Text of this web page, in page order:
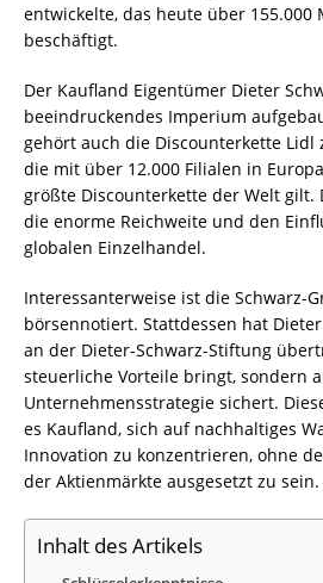
entwickelte, das heute über
beschäftigt.
Der Kaufland Eigentümer Dieter
beeindruckendes Imperium
gehört auch die Discounterkette Lidl
die mit über 12.000 Filialen in
größte Discounterkette der Welt gilt.
die enorme Reichweite und den
globalen Einzelhandel.
Interessanterweise ist die Schwarz-
börsennotiert. Stattdessen hat
an der Dieter-Schwarz-Stiftung
steuerliche Vorteile bringt, sondern
Unternehmensstrategie sichert.
es Kaufland, sich auf nachhaltiges
Innovation zu konzentrieren, ohne
der Aktienmärkte ausgesetzt zu sein.
Inhalt des Artikels